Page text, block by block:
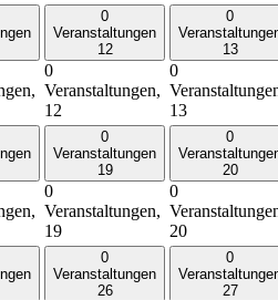
0
Veranstaltungen
12
0
Veranstaltungen,
12
0
13
0
13
0
Veranstaltungen
19
0
Veranstaltungen,
19
0
20
0
20
0
Veranstaltungen
26
0
27